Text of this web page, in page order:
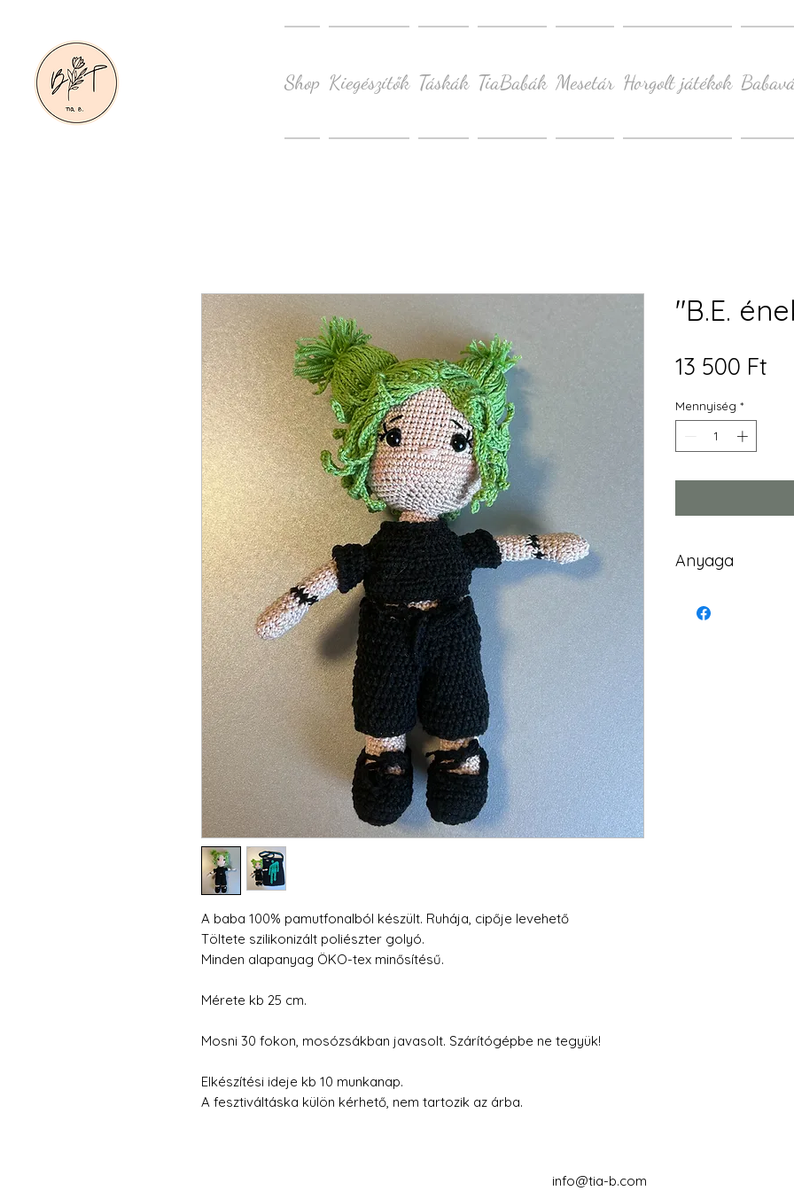
Shop Kiegészítők Táskák TiaBabák Mesetár Horgolt játékok
A baba 100% pamutfonalból készült. Ruhája, cipője levehető
Töltete szilikonizált poliészter golyó.
Minden alapanyag ÖKO-tex minősítésű.
Mérete kb 25 cm.
Mosni 30 fokon, mosózsákban javasolt. Szárítógépbe ne tegyük!
Elkészítési ideje kb 10 munkanap.
A fesztiváltáska külön kérhető, nem tartozik az árba.
"B.E.
13 500 Ft
Mennyiség *
Anyaga
pamut hímző
info@tia-b.com